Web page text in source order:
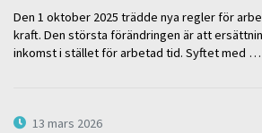
Den 1 oktober 2025 trädde nya regler för
kraft. Den största förändringen är att
inkomst i stället för arbetad tid. Syftet med …
13 mars 2026